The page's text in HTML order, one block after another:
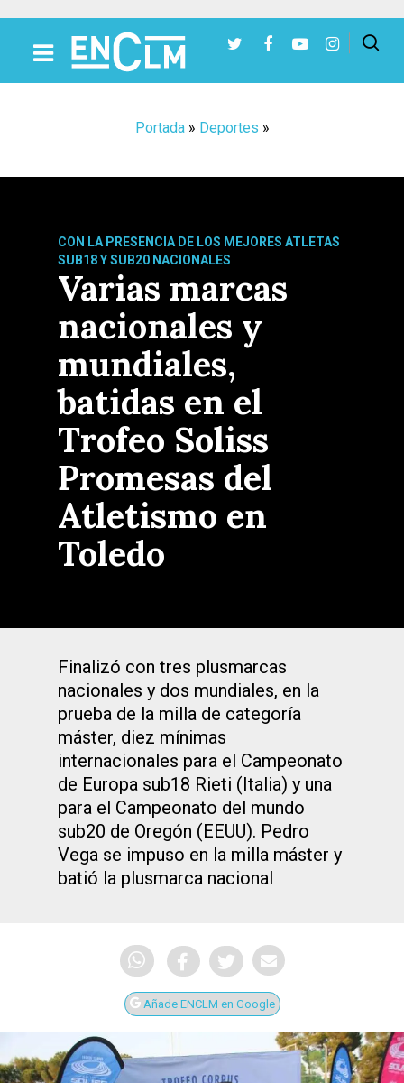
Portada» Deportes »
CON LA PRESENCIA DE LOS MEJORES ATLETAS
SUB18 Y SUB20 NACIONALES
Varias marcas
nacionales y
mundiales,
batidas en el
Trofeo Soliss
Promesas del
Atletismo en
Toledo
Finalizó con tres plusmarcas
nacionales y dos mundiales, en la
prueba de la milla de categoría
máster, diez mínimas
internacionales para el Campeonato
de Europa sub18 Rieti (Italia) y una
para el Campeonato del mundo
sub20 de Oregón (EEUU). Pedro
Vega se impuso en la milla máster y
batió la plusmarca nacional
Añade ENCLM en Google